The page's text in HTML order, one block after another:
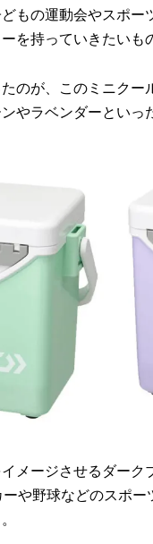
もの運動会やスポー
を持っていきたいも
のが、このミニクー
やラベンダーといっ
メージさせるダーク
や野球などのスポ